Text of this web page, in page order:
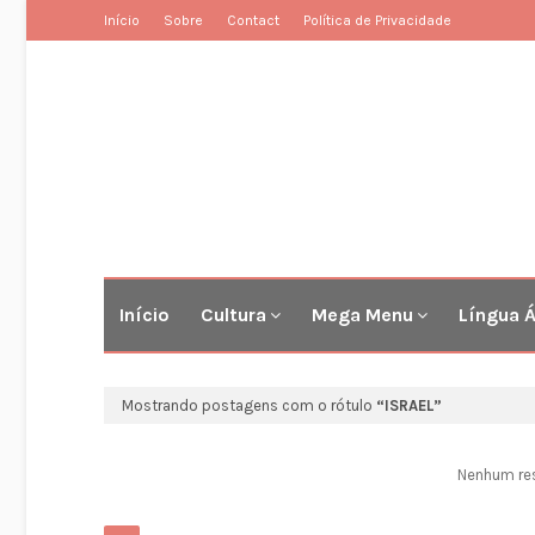
Início Sobre Contact Política de Privacidade
Início Cultura Mega Menu Língua
Mostrando postagens com o rótulo ISRAEL
Nenhum